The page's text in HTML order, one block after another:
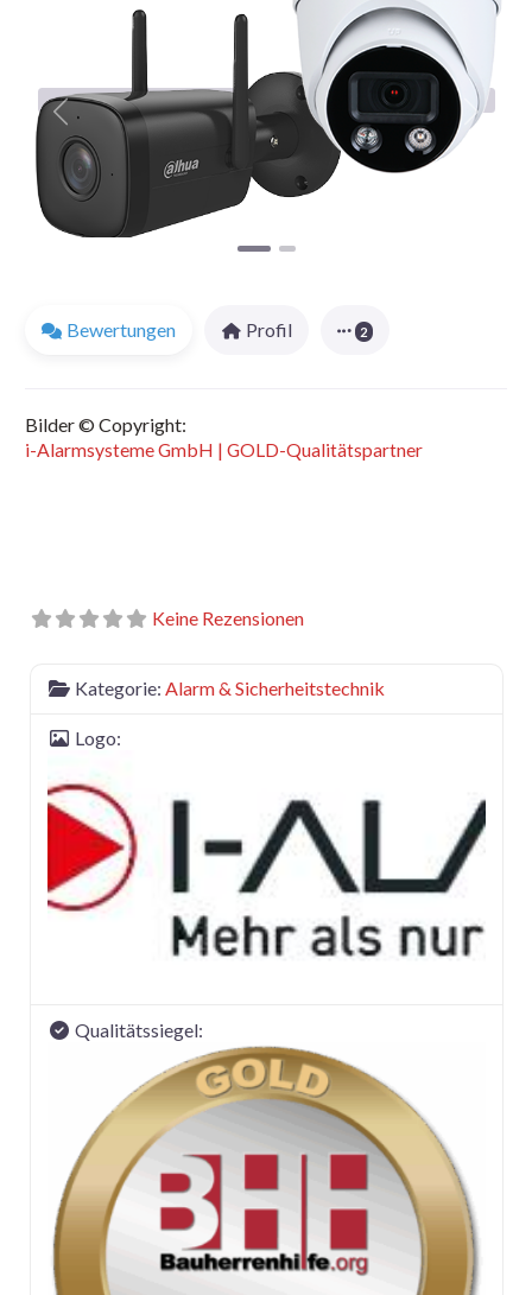
Favorit
Vorheriges
Bewertungen Profil 2
Bilder © Copyright:
i-Alarmsysteme GmbH | GOLD-Qualitätspartner
Keine Rezensionen
Kategorie: Alarm & Sicherheitstechnik
Logo:
Qualitätssiegel: